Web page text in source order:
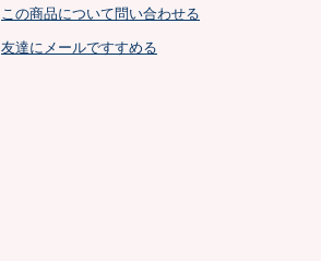
この商品について問い合わせる
友達にメールですすめる